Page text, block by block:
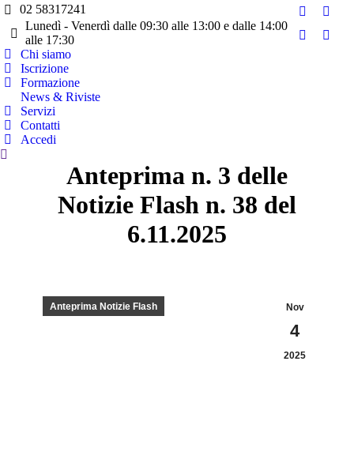
02 58317241
Lunedì - Venerdì dalle 09:30 alle 13:00 e dalle 14:00
alle 17:30
Facebook
pagepage
YouTube
Chi siamo
Iscrizione
Formazione
News & Riviste
Servizi
Contatti
Accedi
Cerca:
Anteprima n. 3 delle
Notizie Flash n. 38 del
6.11.2025
Nov
4
2025
Anteprima Notizie Flash